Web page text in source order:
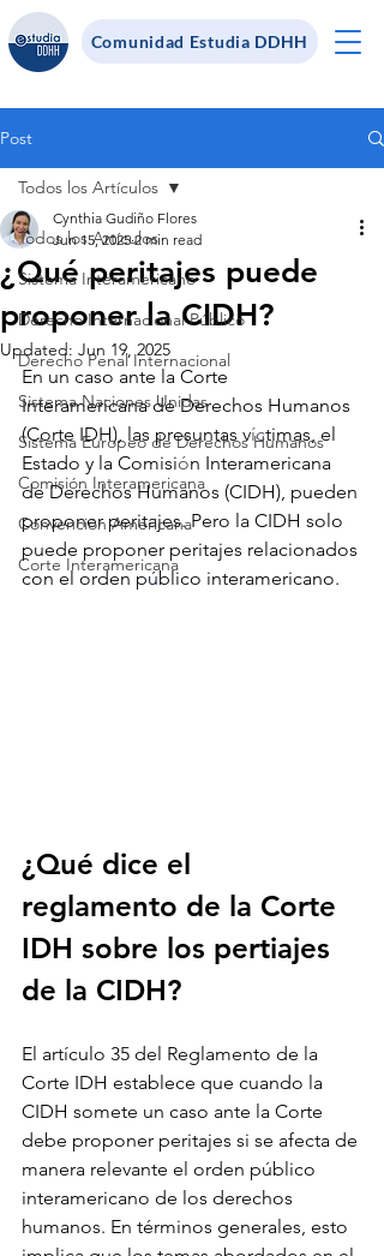
Comunidad Estudia DDHH
Post
Todos los Artículos
Sistema Interamericano
Derecho Internacional Público
Derecho Penal Internacional
Sistema Naciones Unidas
Sistema Europeo de Derechos Humanos
Comisión Interamericana
Convención Americana
Corte Interamericana
Todos los Artículos
¿Qué peritajes puede
proponer la CIDH?
Cynthia Gudiño Flores
Jun 15, 2025 2 min read
Updated: Jun 19, 2025
En un caso ante la Corte
Interamericana de Derechos Humanos
(Corte IDH), las presuntas víctimas, el
Estado y la Comisión Interamericana
de Derechos Humanos (CIDH), pueden
proponer peritajes. Pero la CIDH solo
puede proponer peritajes relacionados
con el orden público interamericano.
¿Qué dice el
reglamento de la Corte
IDH sobre los pertiajes
de la CIDH?
El artículo 35 del Reglamento de la
Corte IDH establece que cuando la
CIDH somete un caso ante la Corte
debe proponer peritajes si se afecta de
manera relevante el orden público
interamericano de los derechos
humanos. En términos generales, esto